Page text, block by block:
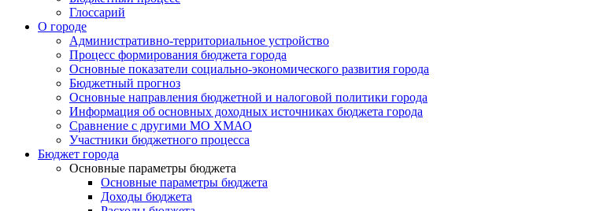
Глоссарий
О городе
Административно-территориальное устройство
Процесс формирования бюджета города
Основные показатели социально-экономического развития города
Бюджетный прогноз
Основные направления бюджетной и налоговой политики города
Информация об основных доходных источниках бюджета города
Сравнение с другими МО ХМАО
Участники бюджетного процесса
Бюджет города
Основные параметры бюджета
Основные параметры бюджета
Доходы бюджета